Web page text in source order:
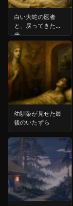
白い大蛇の医者
と、戻ってきた未
来
幼馴染が見せた最
後のいたずら